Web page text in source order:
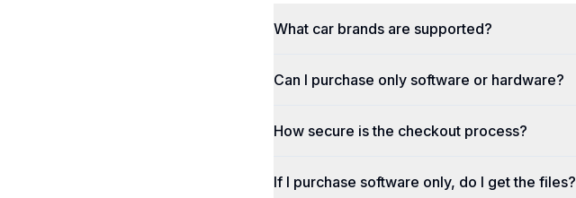
What car brands are supported?
Can I purchase only software or hardware?
How secure is the checkout process?
If I purchase software only, do I get the files?